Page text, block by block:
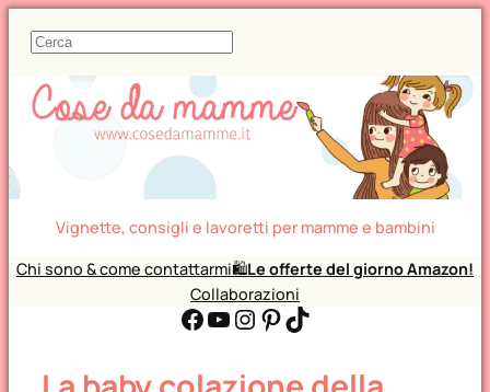
C
r
c
Vignette, consigli e lavoretti per mamme e bambini
Chi sono & come contattarmi🛍️Le offerte del giorno Amazon!
Collaborazioni
Facebook YouTube Instagram Pinterest TikTok